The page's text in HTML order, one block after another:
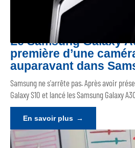
Le Samsung Galaxy
première d’une
auparavant dans
Samsung ne s'arrête pas. Après avoir
Galaxy S10 et lancé les Samsung Galaxy
En savoir plus